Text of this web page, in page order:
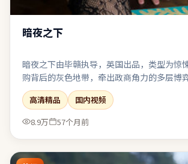
暗夜之下
暗夜之下由毕赣执导，英国出品，类型为惊
购背后的灰色地带，牵出政商角力的多层博
为止，与主线危机形成互文而非抢戏。对同
的观众，仍可能因其视角差异而获得新鲜感。
高清精品
国内视频
8.9万
57个月前